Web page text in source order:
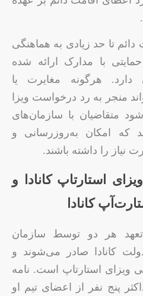
تا حد زیادی به هماهنگی
با مدارک ارائه شده
هرگونه مغایرت یا
منجر به رد درخواست ویزا
متقاضیان با سازمان‌های
که امکان به‌روزرسانی و
نیاز را داشته باشند.
استارتاپ کانادا و
کانادا
هر دو توسط سازمان
کانادا صادر می‌شوند و
ویزای استارتاپ است. نامه
پنج نفر از اعضای تیم او